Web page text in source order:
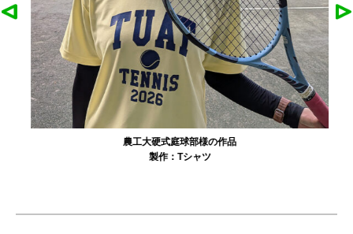
農工大硬式庭球部様の作品
製作：Tシャツ